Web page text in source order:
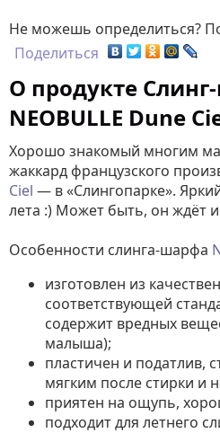
Не можешь определиться?
Поделиться
О продукте
NEOBULLE Dune
Хорошо знакомый многим
жаккард французского
Сiel — в «Слингопарке».
лета :) Может быть, он ждёт
Особенности слинга-шарфа
изготовлен из
соответствующей
содержит вредных
малыша);
пластичен и податлив,
мягким после стирки и
приятен на ощупь,
подходит для летнего